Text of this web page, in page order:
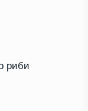
риби